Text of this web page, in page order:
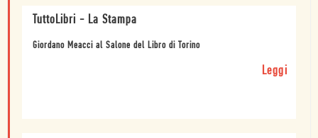
TuttoLibri - La Stampa
Giordano Meacci al Salone del Libro di Torino
Leggi